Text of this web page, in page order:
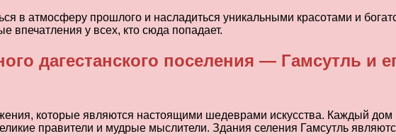
в атмосферу прошлого и насладиться уникальными красотами и
впечатления у всех, кто сюда попадает.
дагестанского поселения — Гамсутль и
которые являются настоящими шедеврами искусства. Каждый
правители и мудрые мыслители. Здания селения Гамсутль